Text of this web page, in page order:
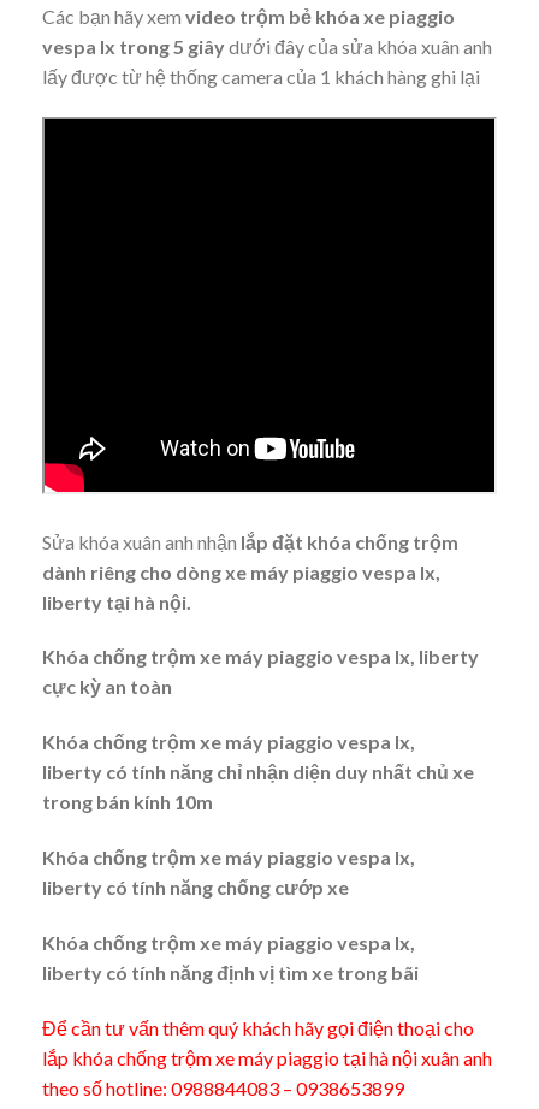
Các bạn hãy xem video trộm bẻ khóa xe piaggio
vespa lx trong 5 giâydưới đây của sửa khóa xuân anh
lấy được từ hệ thống camera của 1 khách hàng ghi lại
Sửa khóa xuân anh nhận lắp đặt khóa chống trộm
dành riêng cho dòng xe máy piaggio vespa lx,
liberty tại hà nội.
Khóa chống trộm xe máy piaggio vespa lx, liberty
cực kỳ an toàn
Khóa chống trộm xe máy piaggio vespa lx,
liberty có tính năng chỉ nhận diện duy nhất chủ xe
trong bán kính 10m
Khóa chống trộm xe máy piaggio vespa lx,
liberty có tính năng chống cướp xe
Khóa chống trộm xe máy piaggio vespa lx,
liberty có tính năng định vị tìm xe trong bãi
Để cần tư vấn thêm quý khách hãy gọi điện thoại cho
lắp khóa chống trộm xe máy piaggio tại hà nội xuân anh
theo số hotline: 0988844083 – 0938653899